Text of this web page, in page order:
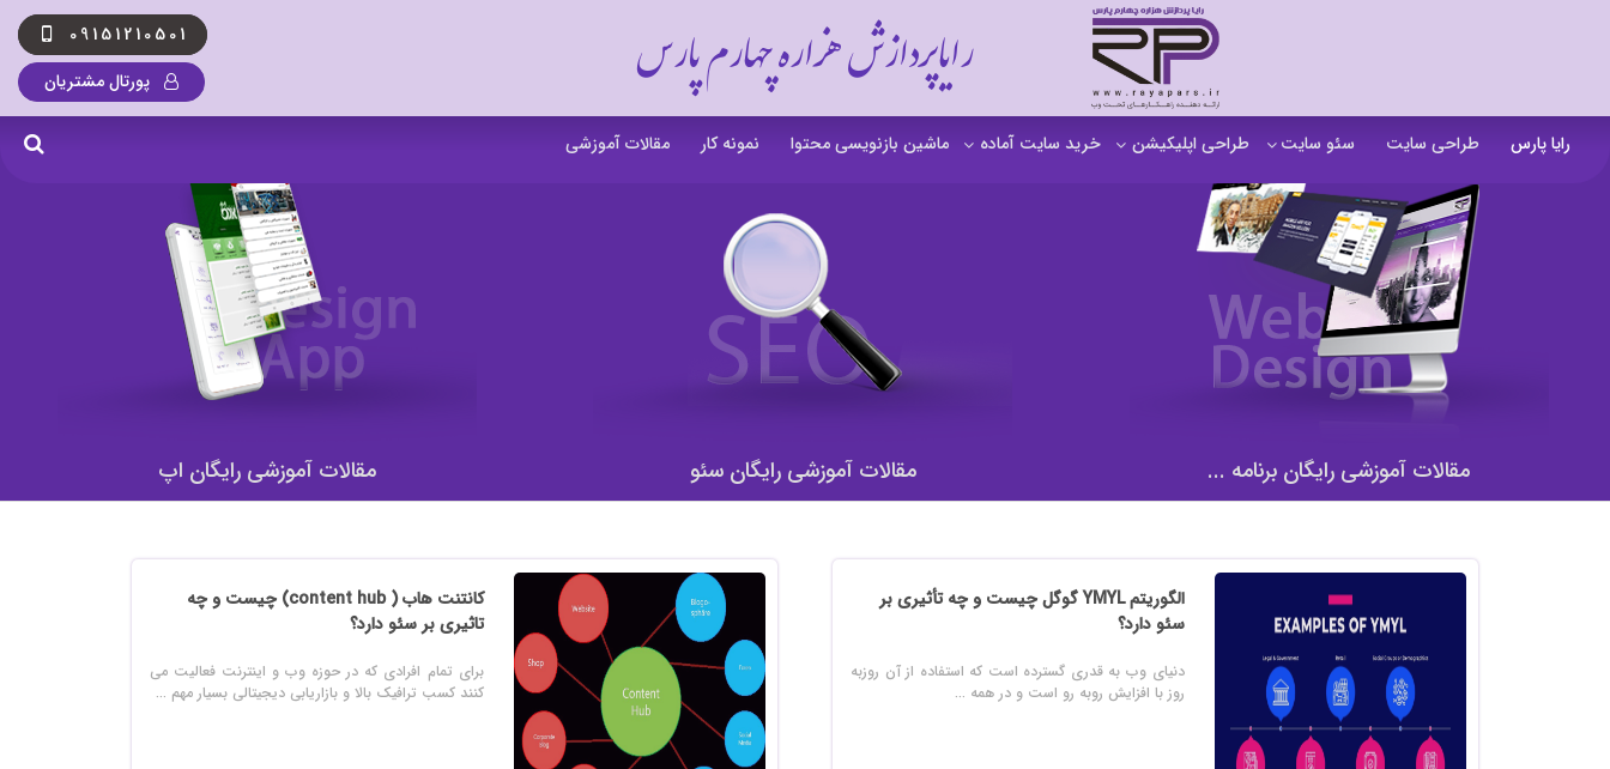
رایاپردازش هزاره چهارم پارس
09151210501
پورتال مشتریان
رایا پارس طراحی سایت سئو سایت
سفارش تولید محتوا
آنالیز سایت
آموزش سئو در مشهد
سئو خارجی و ساخت بک لینک
طراحی اپلیکیشن
اپلیکیشن b2b
اپلیکیشن فروشگاهی
اپلیکیشن آموزشی
خرید سایت آماده
خرید سایت خودرو
خرید سایت نوبت دهی پزشکان
ماشین بازنویسی محتوا نمونه کار مقالات آموزشی
مقالات آموزشی رایگان اپ مقالات آموزشی رایگان سئو مقالات آموزشی رایگان برنامه ...
الگوریتم YMYL گوگل چیست و چه تأثیری بر
سئو دارد؟
دنیای وب به قدری گسترده است که استفاده از آن روزبه
روز با افزایش روبه رو است و در همه ...
کانتنت هاب ( content hub) چیست و چه
تاثیری بر سئو دارد؟
برای تمام افرادی که در حوزه وب و اینترنت فعالیت می
کنند کسب ترافیک بالا و بازاریابی دیجیتالی بسیار مهم ...